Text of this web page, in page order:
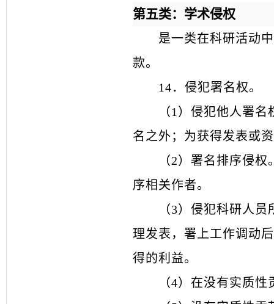
第五类：学术侵权
是一类在科研活动
款。
14． 侵犯署名权。
（1）侵犯他人署名
名之外；为获得发表或
（2）署名排序侵权
序相关作者。
（3）侵犯科研人员
理发表，署上工作调动
得的利益。
（4）在没有实质性